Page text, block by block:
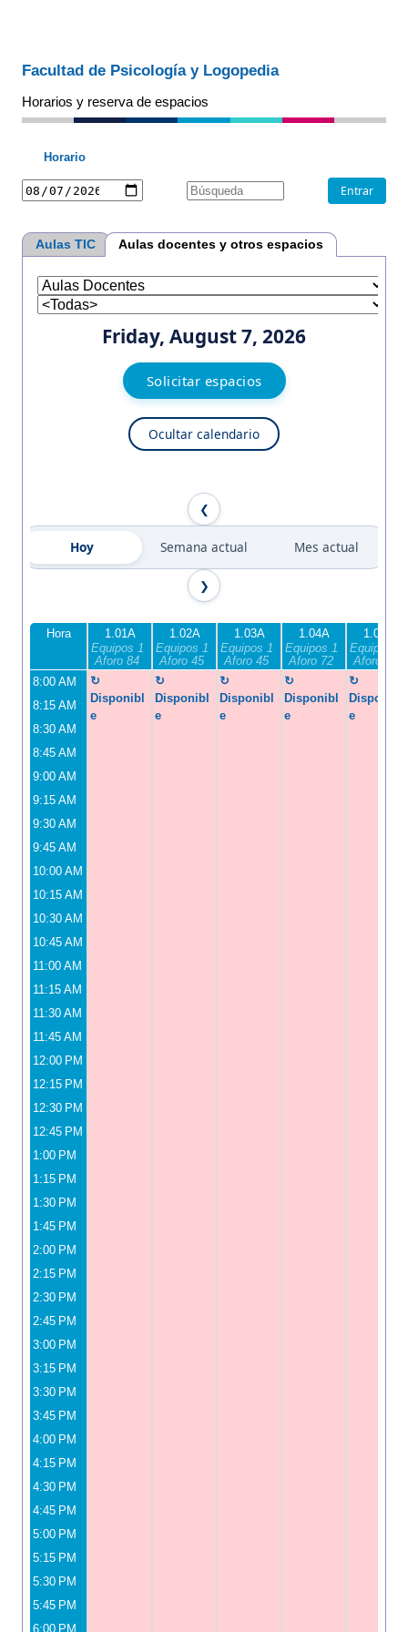
Facultad de Psicología y Logopedia
Horarios y reserva de espacios
Horario
Aulas TIC Aulas docentes y otros espacios
Solicitar espacios
Friday, August 7, 2026
Ocultar calendario
Hoy Semana actual Mes actual
Hora
1.01A
Equipos 1
Aforo 84
1.02A
Equipos 1
Aforo 45
1.03A
Equipos 1
Aforo 45
1.04A
Equipos 1
Aforo 72
1.05A
Equipos 1
Aforo 72
8:00 AM
Disponibl
e
Disponibl
e
Disponibl
e
Disponibl
e
Disponibl
e
8:15 AM
8:30 AM
8:45 AM
9:00 AM
9:15 AM
9:30 AM
9:45 AM
10:00 AM
10:15 AM
10:30 AM
10:45 AM
11:00 AM
11:15 AM
11:30 AM
11:45 AM
12:00 PM
12:15 PM
12:30 PM
12:45 PM
1:00 PM
1:15 PM
1:30 PM
1:45 PM
2:00 PM
2:15 PM
2:30 PM
2:45 PM
3:00 PM
3:15 PM
3:30 PM
3:45 PM
4:00 PM
4:15 PM
4:30 PM
4:45 PM
5:00 PM
5:15 PM
5:30 PM
5:45 PM
6:00 PM